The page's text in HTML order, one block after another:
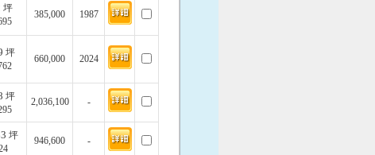
坪
385,000 1987
坪
660,000 2024
坪
2,036,100 -
坪
946,600 -